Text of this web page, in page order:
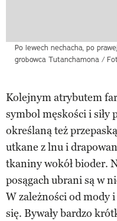
Po lewech nechacha, po
grobowca Tutanchamona /
Kolejnym atrybutem
symbol męskości i siły
określaną też
utkane z lnu i
tkaniny wokół bioder.
posągach ubrani są w
W zależności od mody i
się. Bywały bardzo